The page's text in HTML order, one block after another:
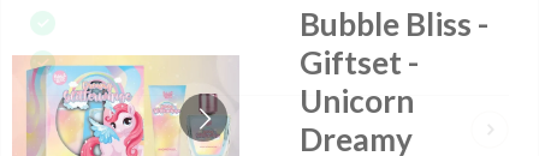
Bubble Bliss -
Giftset -
Unicorn
Dreamy